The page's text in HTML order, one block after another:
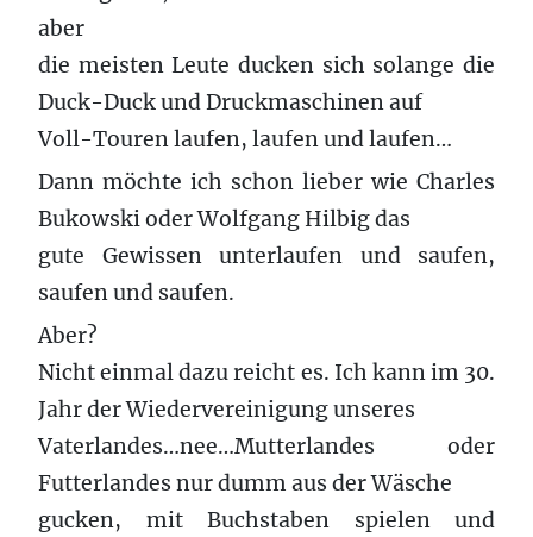
aber
die meisten Leute ducken sich solange die
Duck-Duck und Druckmaschinen auf
Voll-Touren laufen, laufen und laufen…
Dann möchte ich schon lieber wie Charles
Bukowski oder Wolfgang Hilbig das
gute Gewissen unterlaufen und saufen,
saufen und saufen.
Aber?
Nicht einmal dazu reicht es. Ich kann im 30.
Jahr der Wiedervereinigung unseres
Vaterlandes…nee…Mutterlandes oder
Futterlandes nur dumm aus der Wäsche
gucken, mit Buchstaben spielen und